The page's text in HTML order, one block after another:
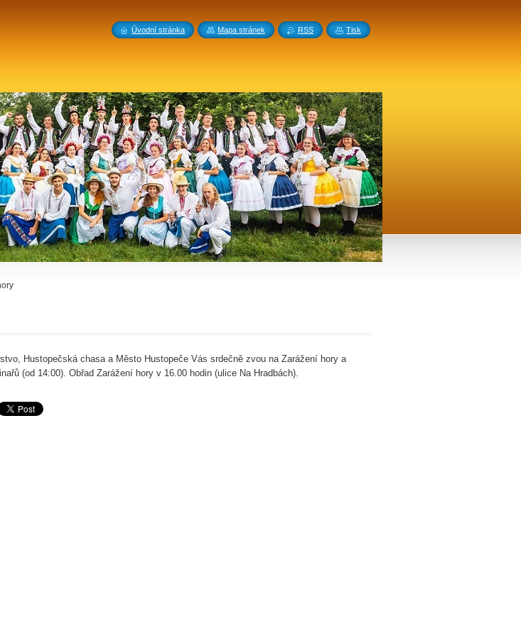
Hustopečská chasa a Město Hustopeče Vás srdečně zvou na Zarážení hory a
(od 14:00). Obřad Zarážení hory v 16.00 hodin (ulice Na Hradbách).
Úvodní stránka Mapa stránek RSS Tisk